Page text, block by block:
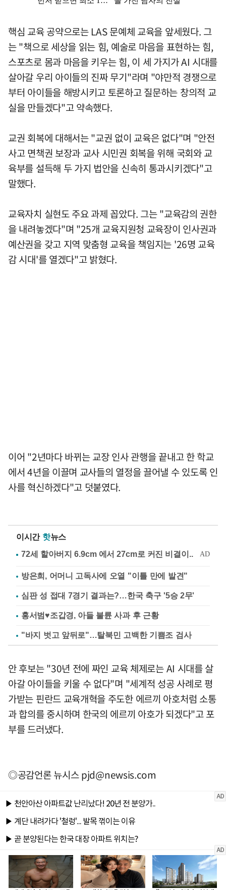
핵심 교육 공약으로는 LAS 문예체 교육을 앞세웠다. 그
는 "책으로 세상을 읽는 힘, 예술로 마음을 표현하는 힘,
스포츠로 몸과 마음을 키우는 힘, 이 세 가지가 AI 시대를
살아갈 우리 아이들의 진짜 무기"라며 "야만적 경쟁으로
부터 아이들을 해방시키고 토론하고 질문하는 창의적 교
실을 만들겠다"고 약속했다.
교권 회복에 대해서는 "교권 없이 교육은 없다"며 "안전
사고 면책권 보장과 교사 시민권 회복을 위해 국회와 교
육부를 설득해 두 가지 법안을 신속히 통과시키겠다"고
말했다.
교육자치 실현도 주요 과제 꼽았다. 그는 "교육감의 권한
을 내려놓겠다"며 "25개 교육지원청 교육장이 인사권과
예산권을 갖고 지역 맞춤형 교육을 책임지는 '26명 교육
감 시대'를 열겠다"고 밝혔다.
이어 "2년마다 바뀌는 교장 인사 관행을 끝내고 한 학교
에서 4년을 이끌며 교사들의 열정을 끌어낼 수 있도록 인
사를 혁신하겠다"고 덧붙였다.
이시간 핫뉴스
방은희, 어머니 고독사에 오열 "이틀 만에 발견"
심판 성 접대 7경기 결과는?…한국 축구 '5승 2무'
홍서범♥조갑경, 아들 불륜 사과 후 근황
"바지 벗고 앞뒤로"…탈북민 고백한 기쁨조 검사
안 후보는 "30년 전에 짜인 교육 체제로는 AI 시대를 살
아갈 아이들을 키울 수 없다"며 "세계적 성공 사례로 평
가받는 핀란드 교육개혁을 주도한 에르끼 아호처럼 소통
과 합의를 중시하며 한국의 에르끼 아호가 되겠다"고 포
부를 드러냈다.
◎공감언론 뉴시스pjd@newsis.com